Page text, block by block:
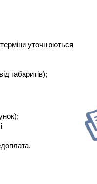
терміни уточнюються
габаритів);